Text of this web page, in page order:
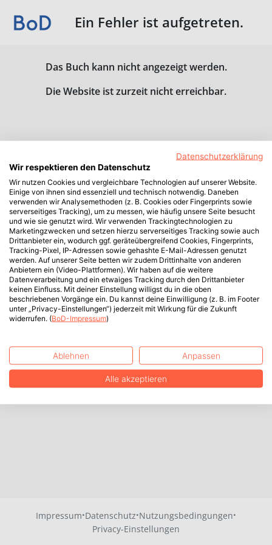
Ein Fehler ist aufgetreten.
Das Buch kann nicht angezeigt werden.
Die Website ist zurzeit nicht erreichbar.
Impressum·Datenschutz·Nutzungsbedingungen·
Privacy-Einstellungen
Datenschutzerklärung
Wir respektieren den Datenschutz
Wir nutzen Cookies und vergleichbare Technologien auf unserer Website.
Einige von ihnen sind essenziell und technisch notwendig. Daneben
verwenden wir Analysemethoden (z. B. Cookies oder Fingerprints sowie
serverseitiges Tracking), um zu messen, wie häufig unsere Seite besucht
und wie sie genutzt wird. Wir verwenden Trackingtechnologien zu
Marketingzwecken und setzen hierzu serverseitiges Tracking sowie auch
Drittanbieter ein, wodurch ggf. geräteübergreifend Cookies, Fingerprints,
Tracking-Pixel, IP-Adressen sowie gehashte E-Mail-Adressen genutzt
werden. Auf unserer Seite betten wir zudem Drittinhalte von anderen
Anbietern ein (Video-Plattformen). Wir haben auf die weitere
Datenverarbeitung und ein etwaiges Tracking durch den Drittanbieter
keinen Einfluss. Mit deiner Einstellung willigst du in die oben
beschriebenen Vorgänge ein. Du kannst deine Einwilligung (z. B. im Footer
unter „Privacy-Einstellungen“) jederzeit mit Wirkung für die Zukunft
widerrufen. (BoD-Impressum)
Ablehnen Anpassen
Alle akzeptieren